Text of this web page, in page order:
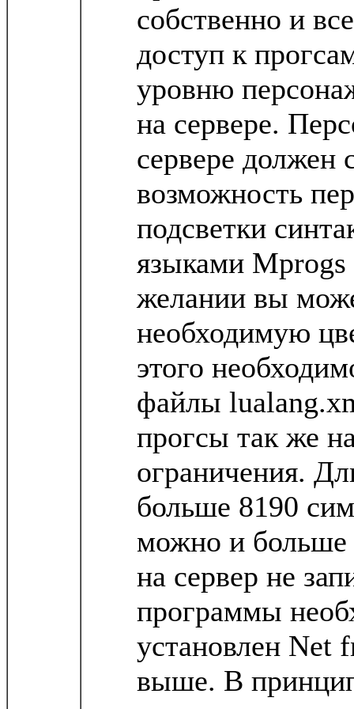
собственно и
доступ к
уровню
на сервере.
сервере должен
возможность
подсветки
языками
желании вы
необходимую
этого
файлы
прогсы так же
ограничения.
больше 8190
можно и больше
на сервер не
программы
установлен Net
выше. В